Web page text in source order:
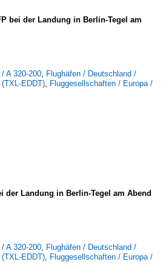
bei der Landung in Berlin-Tegel am
A 320-200, Flughäfen / Deutschland /
EDDT), Fluggesellschaften / Europa /
der Landung in Berlin-Tegel am Abend
A 320-200, Flughäfen / Deutschland /
EDDT), Fluggesellschaften / Europa /